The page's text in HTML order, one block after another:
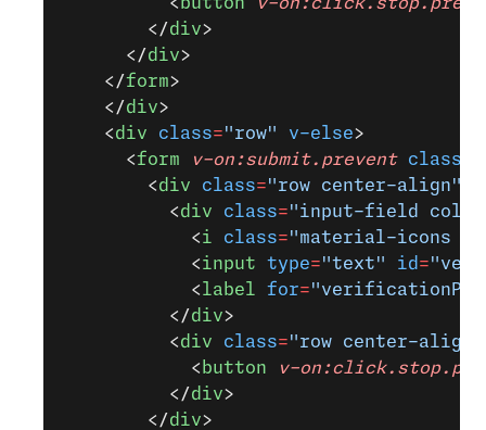
        </
div>
      </
div>
    </
form>
    </
div>
    <
div class="row" v-else>
      <
form v-on:submit.prevent class
        <
div class="row center-align"
          <
div class="input-field col
            <
i class="material-icons
            <
input type="text" id =
            <
label for=
          </
div>
          <
div class="row center-align"
            <
button v-
          </
div>
        </
div>